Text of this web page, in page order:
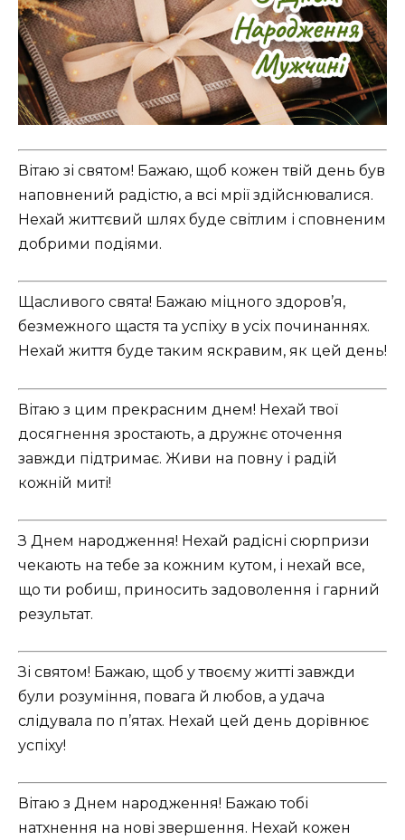
Вітаю зі святом! Бажаю, щоб кожен твій день був
наповнений радістю, а всі мрії здійснювалися.
Нехай життєвий шлях буде світлим і сповненим
добрими подіями.
Щасливого свята! Бажаю міцного здоров’я,
безмежного щастя та успіху в усіх починаннях.
Нехай життя буде таким яскравим, як цей день!
Вітаю з цим прекрасним днем! Нехай твої
досягнення зростають, а дружнє оточення
завжди підтримає. Живи на повну і радій
кожній миті!
З Днем народження! Нехай радісні сюрпризи
чекають на тебе за кожним кутом, і нехай все,
що ти робиш, приносить задоволення і гарний
результат.
Зі святом! Бажаю, щоб у твоєму житті завжди
були розуміння, повага й любов, а удача
слідувала по п’ятах. Нехай цей день дорівнює
успіху!
Вітаю з Днем народження! Бажаю тобі
натхнення на нові звершення. Нехай кожен